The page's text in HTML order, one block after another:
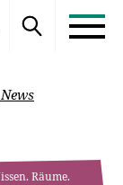
News
Räume.